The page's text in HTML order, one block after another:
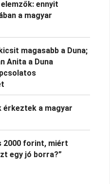
ennyit
a magyar
magasabb a Duna;
Anita a Duna
érkeztek a magyar
2000 forint, miért
egy jó borra?”